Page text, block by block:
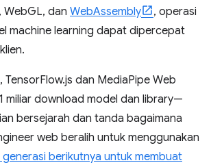
WebGL, dan WebAssembly
, operasi
machine learning dapat dipercepat
TensorFlow.js dan MediaPipe Web
miliar download model dan library—
bersejarah dan tanda bagaimana
web beralih untuk menggunakan
generasi berikutnya untuk membuat